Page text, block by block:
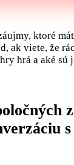
ktoré
ak viete, že
hrá a aké sú